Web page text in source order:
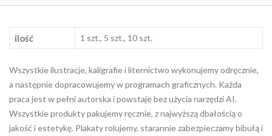
ilość 1 szt., 5 szt., 10 szt.
Wszystkie ilustracje, kaligrafie i liternictwo wykonujemy odręcznie,
a następnie dopracowujemy w programach graficznych. Każda
praca jest w pełni autorska i powstaje bez użycia narzędzi AI.
Wszystkie produkty pakujemy ręcznie, z najwyższą dbałością o
jakość i estetykę. Plakaty rolujemy, starannie zabezpieczamy bibułą i